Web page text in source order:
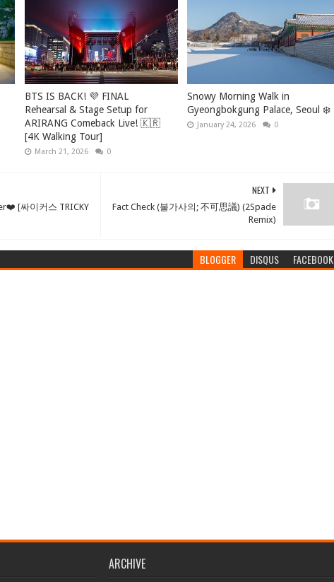
BTS IS BACK! 💜 FINAL
Rehearsal & Stage Setup for
ARIRANG Comeback Live! 🇰🇷
[4K Walking Tour]
March 21, 2026 0
Snowy Morning Walk in
Gyeongbokgung Palace, Seoul ❄️
January 24, 2026 0
NEXT
Fact Check (불가사의; 不可思議) (2Spade
Remix)
[싸이커스 TRICKY
BLOGGER DISQUS FACEBOOK
ARCHIVE